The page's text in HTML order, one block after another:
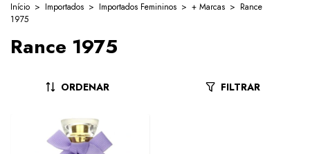
Início > Importados > Importados Femininos > + Marcas > Rance
1975
Rance 1975
ORDENAR FILTRAR